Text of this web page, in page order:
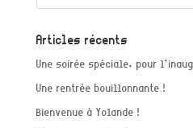
Articles récents
Une soirée spéciale, pour
Une rentrée bouillonnante !
Bienvenue à Yolande !